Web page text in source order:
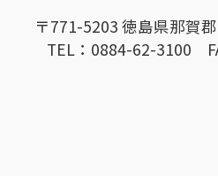
〒771-5203 徳島県那賀
TEL：0884-62-3100